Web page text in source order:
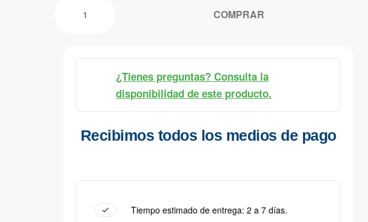
COMPRAR
¿Tienes preguntas? Consulta la
disponibilidad de este producto.
Recibimos todos los medios de pago
Tiempo estimado de entrega: 2 a 7 días.